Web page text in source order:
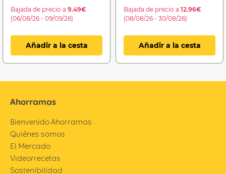
Bajada de precio a 9.49€
(06/08/26 - 09/09/26)
Añadir a la cesta
Bajada de precio a 12.96€
(08/08/26 - 30/08/26)
Añadir a la cesta
Ahorramas
Bienvenido Ahorramas
Quiénes somos
El Mercado
Videorrecetas
Sostenibilidad